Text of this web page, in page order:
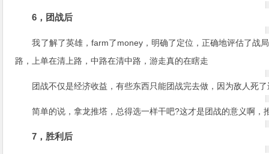
6，团战后
我了解了英雄，farm了money，明确了定位，正确地评估了战
路，上单在清上路，中路在清中路，游走真的在瞎走
团战不仅是经济收益，有些东西只能团战完去做，因为敌人死
简单的说，拿龙推塔，总得选一样干吧?这才是团战的意义啊，
7，胜利后